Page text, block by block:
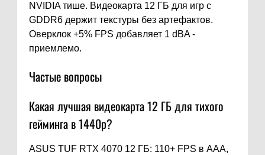
NVIDIA тише. Видеокарта 12 ГБ для игр с
GDDR6 держит текстуры без артефактов.
Оверклок +5% FPS добавляет 1 dBA -
приемлемо.
Частые вопросы
Какая лучшая видеокарта 12 ГБ для тихого
гейминга в 1440p?
ASUS TUF RTX 4070 12 ГБ: 110+ FPS в AAA,